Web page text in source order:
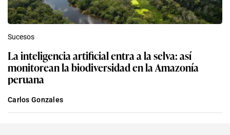
Sucesos
La inteligencia artificial entra a la selva: así
monitorean la biodiversidad en la Amazonía
peruana
Carlos Gonzales